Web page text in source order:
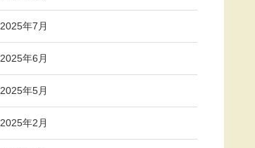
2025年7月
2025年6月
2025年5月
2025年2月